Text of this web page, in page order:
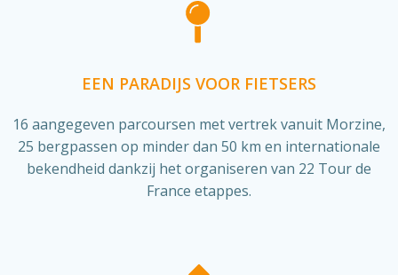
EEN PARADIJS VOOR FIETSERS
16 aangegeven parcoursen met vertrek vanuit Morzine,
25 bergpassen op minder dan 50 km en internationale
bekendheid dankzij het organiseren van 22 Tour de
France etappes.